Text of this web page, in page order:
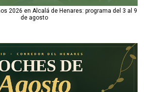
2026 en Alcalá de Henares: programa del 3 al 9
de agosto